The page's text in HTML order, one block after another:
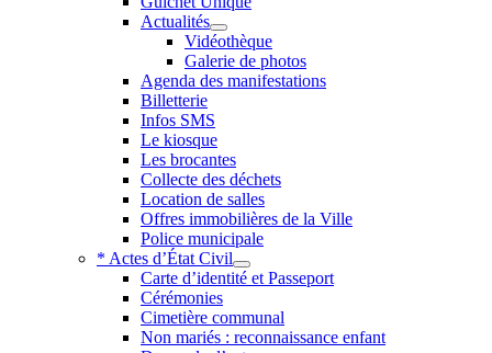
Actualités
Vidéothèque
Galerie de photos
Agenda des manifestations
Billetterie
Infos SMS
Le kiosque
Les brocantes
Collecte des déchets
Location de salles
Offres immobilières de la Ville
Police municipale
* Actes d’État Civil
Carte d’identité et Passeport
Cérémonies
Cimetière communal
Non mariés : reconnaissance enfant